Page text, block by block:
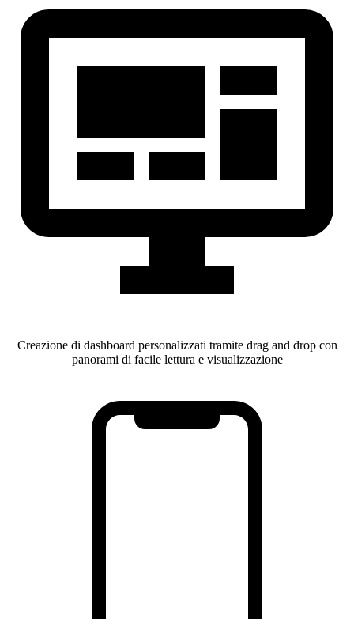
Creazione di dashboard personalizzati tramite drag and drop con
panorami di facile lettura e visualizzazione